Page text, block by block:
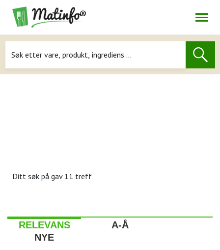
Navigasjon
Ditt søk på gav 11 treff
RELEVANS
A-Å
NYE